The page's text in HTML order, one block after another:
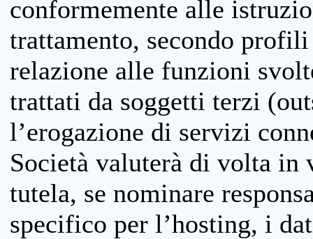
conformemente alle
trattamento, secondo
relazione alle funzioni
trattati da soggetti terzi
l’erogazione di servizi
Società valuterà di volta in
tutela, se nominare
specifico per l’hosting, i